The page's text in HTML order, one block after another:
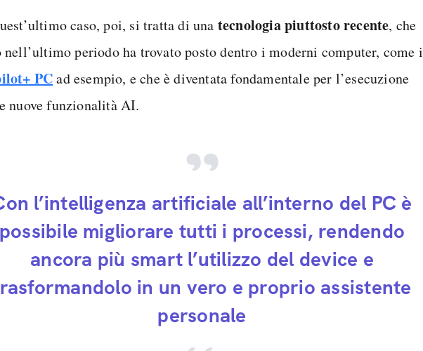
caso, poi, si tratta di una tecnologia piuttosto recente, che
nell’ultimo periodo ha trovato posto dentro i moderni computer, come i
PCad esempio, e che è diventata fondamentale per l’esecuzione
nuove funzionalità AI.
l’intelligenza artificiale all’interno del PC è
possibile migliorare tutti i processi, rendendo
ancora più smart l’utilizzo del device e
in un vero e proprio assistente
personale